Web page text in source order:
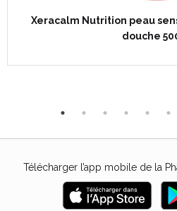
Xeracalm Nutrition peau
douche
Télécharger l’app mobile de la